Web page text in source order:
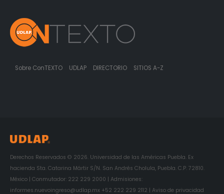
Sobre ConTEXTO UDLAP DIRECTORIO SITIOS A-Z
Derechos Reservados © 2026. Universidad de las Américas Puebla. Ex
hacienda Sta. Catarina Mártir S/N. San Andrés Cholula, Puebla. C.P. 72810.
México | Conmutador: 222 229 2000 | Admisiones:
informes.nuevoingreso@udlap.mx +52 222 229 2112 | Aviso de privacidad